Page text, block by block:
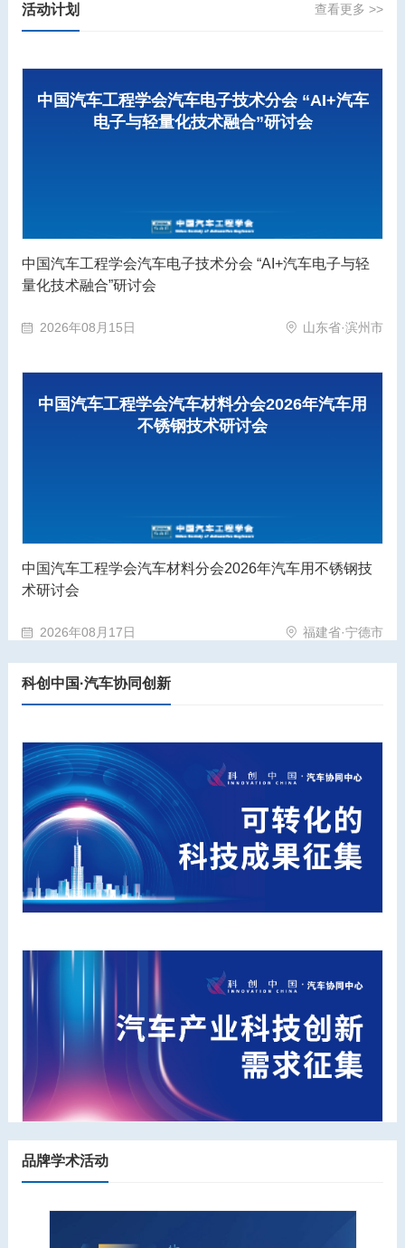
活动计划 查看更多 >>
中国汽车工程学会汽车电子技术分会 “AI+汽车
电子与轻量化技术融合”研讨会
中国汽车工程学会汽车电子技术分会 “AI+汽车电子与轻
量化技术融合”研讨会
2026年08月15日 山东省·滨州市
中国汽车工程学会汽车材料分会2026年汽车用
不锈钢技术研讨会
中国汽车工程学会汽车材料分会2026年汽车用不锈钢技
术研讨会
2026年08月17日 福建省·宁德市
科创中国·汽车协同创新
品牌学术活动